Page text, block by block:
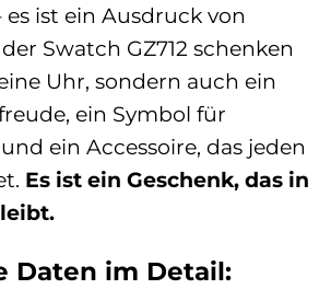
es ist ein Ausdruck von
Swatch GZ712 schenken
Uhr, sondern auch ein
ein Symbol für
ein Accessoire, das jeden
Es ist ein Geschenk, das in
Daten im Detail: